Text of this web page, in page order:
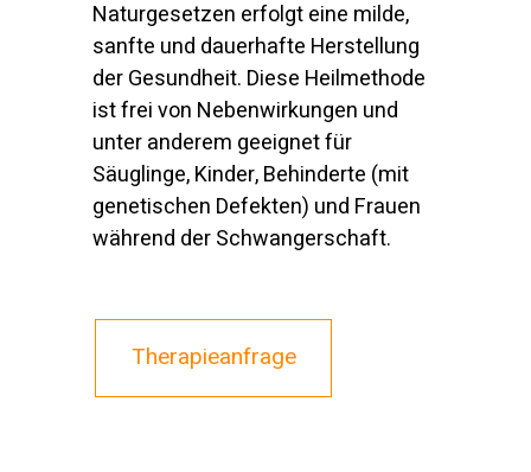
Therapieanfrage
Naturgesetzen erfolgt eine milde,
sanfte und dauerhafte Herstellung
der Gesundheit. Diese Heilmethode
ist frei von Nebenwirkungen und
unter anderem geeignet für
Säuglinge, Kinder, Behinderte (mit
genetischen Defekten) und Frauen
während der Schwangerschaft.